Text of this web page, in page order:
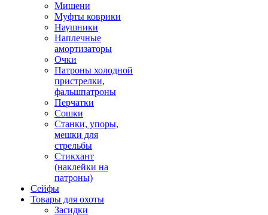
Мишени
Муфты коврики
Наушники
Наплечные
амортизаторы
Очки
Патроны холодной
пристрелки,
фальшпатроны
Перчатки
Сошки
Станки, упоры,
мешки для
стрельбы
Стикхант
(наклейки на
патроны)
Сейфы
Товары для охоты
Засидки